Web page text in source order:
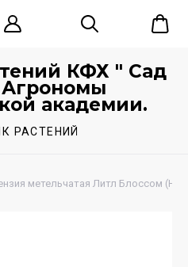
КФХ " Сад
академии.
РАСТЕНИЙ
метельчатая Литл Блоссом